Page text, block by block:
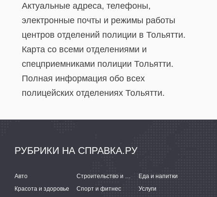
Актуальные адреса, телефоны,
электронные почты и режимы работы
центров отделений полиции в Тольятти.
Карта со всеми отделениями и
спецприемниками полиции Тольятти.
Полная информация обо всех
полицейских отделениях Тольятти.
РУБРИКИ НА СПРАВКА.РУ
Авто Строительство и ремонт
Еда и напитки
Красота и здоровье
Спорт и фитнес
Услуги